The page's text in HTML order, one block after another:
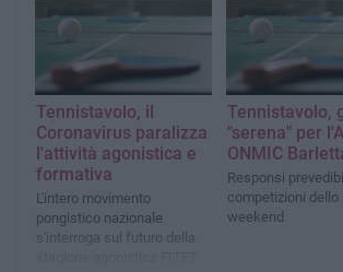
Tennistavolo, il
Coronavirus paralizza
l'attività agonistica e
formativa
L'intero movimento
pongistico nazionale
s'interroga sul futuro della
Tennistavolo,
"serena" per
ONMIC
Responsi
competizioni dello
weekend